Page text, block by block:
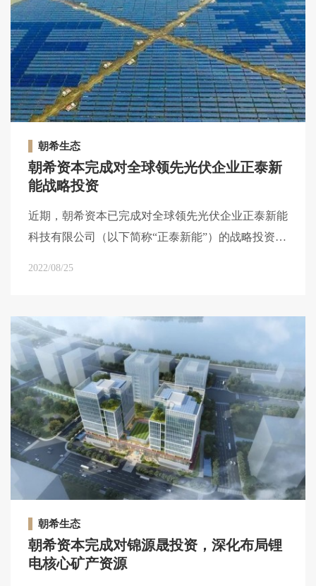
朝希生态
朝希资本完成对全球领先光伏企业正泰新
能战略投资
近期，朝希资本已完成对全球领先光伏企业正泰新能
科技有限公司（以下简称“正泰新能”）的战略投资。
2022/08/25
朝希生态
朝希资本完成对锦源晟投资，深化布局锂
电核心矿产资源